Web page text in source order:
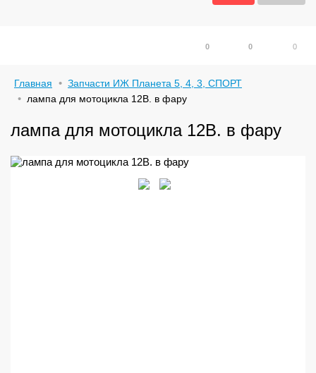
0
0 0
Главная
Запчасти ИЖ Планета 5, 4, 3, СПОРТ
лампа для мотоцикла 12В. в фару
лампа для мотоцикла 12В. в фару